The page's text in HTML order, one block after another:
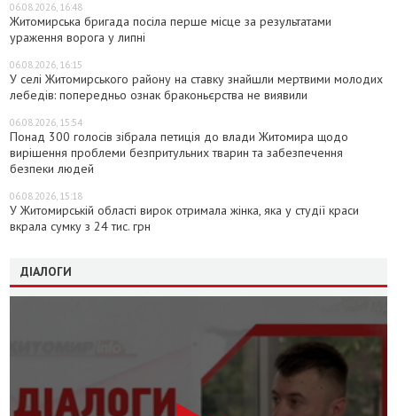
06.08.2026, 16:48
Житомирська бригада посіла перше місце за результатами
ураження ворога у липні
06.08.2026, 16:15
У селі Житомирського району на ставку знайшли мертвими молодих
лебедів: попередньо ознак браконьєрства не виявили
06.08.2026, 15:54
Понад 300 голосів зібрала петиція до влади Житомира щодо
вирішення проблеми безпритульних тварин та забезпечення
безпеки людей
06.08.2026, 15:18
У Житомирській області вирок отримала жінка, яка у студії краси
вкрала сумку з 24 тис. грн
ДІАЛОГИ